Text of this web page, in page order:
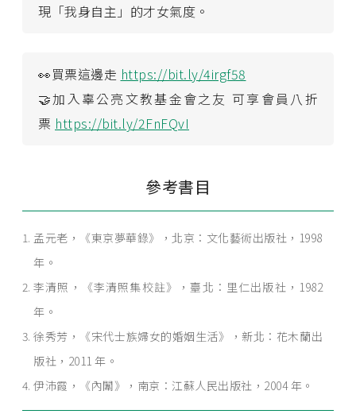
現「我身自主」的才女氣度。
👀買票這邊走 https://bit.ly/4irgf58
🤝加入辜公亮文教基金會之友 可享會員八折
票 https://bit.ly/2FnFQvI
參考書目
孟元老，《東京夢華錄》，北京：文化藝術出版社，1998
年。
李清照，《李清照集校註》，臺北：里仁出版社，1982
年。
徐秀芳，《宋代士族婦女的婚姻生活》，新北：花木蘭出
版社，2011 年。
伊沛霞，《內闈》，南京：江蘇人民出版社，2004 年。